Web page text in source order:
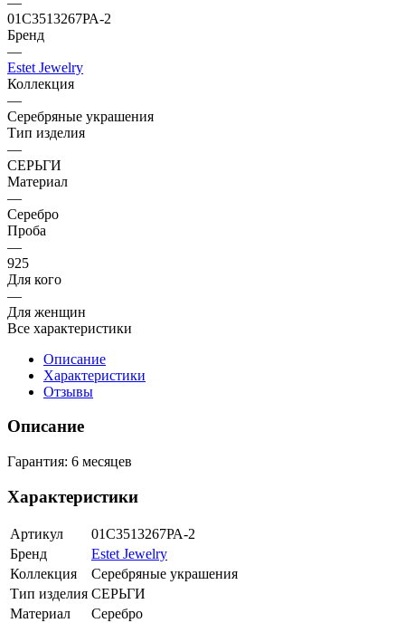
01С3513267РА-2
Бренд
—
Estet Jewelry
Коллекция
—
Серебряные украшения
Тип изделия
—
СЕРЬГИ
Материал
—
Серебро
Проба
—
925
Для кого
—
Для женщин
Все характеристики
Описание
Характеристики
Отзывы
Описание
Гарантия: 6 месяцев
Характеристики
Артикул
01С3513267РА-2
Бренд
Estet Jewelry
Коллекция
Серебряные украшения
Тип изделия СЕРЬГИ
Материал
Серебро